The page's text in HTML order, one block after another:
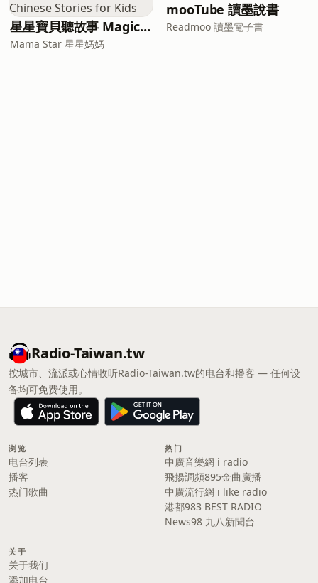
星星寶貝聽故事 Magic Chinese Stories for Kids
Mama Star 星星媽媽
mooTube 讀墨說書
Readmoo 讀墨電子書
Radio-Taiwan.tw
按城市、流派或心情收听Radio-Taiwan.tw的电台和播客 — 任何设
备均可免费使用。
浏览
电台列表
播客
热门歌曲
热门
中廣音樂網 i radio
飛揚調頻895金曲廣播
中廣流行網 i like radio
港都983 BEST RADIO
News98 九八新聞台
关于
关于我们
添加电台